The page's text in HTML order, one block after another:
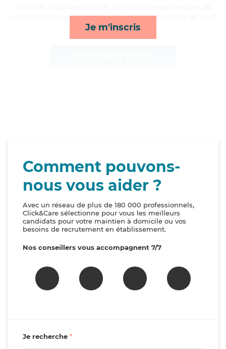
Je m'inscris
toilette/habillage, activités, rappels et surveillance de nuit*
Comment pouvons-
nous vous aider ?
Avec un réseau de plus de 180 000 professionnels,
Click&Care sélectionne pour vous les meilleurs
candidats pour votre maintien à domicile ou vos
besoins de recrutement en établissement.
Nos conseillers vous accompagnent 7/7
Je recherche